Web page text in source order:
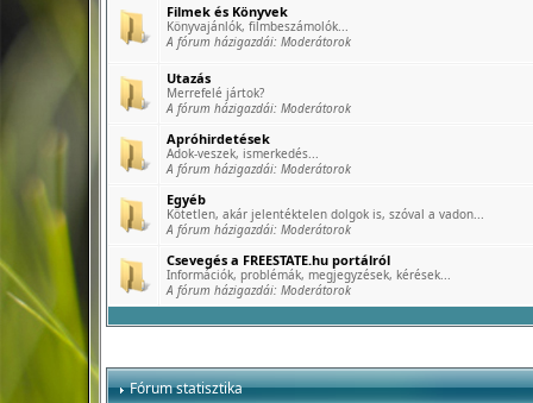
Filmek és Könyvek
Könyvajánlók, filmbeszámolók...
A fórum házigazdái: Moderátorok
Utazás
Merrefelé jártok?
A fórum házigazdái: Moderátorok
Apróhirdetések
Adok-veszek, ismerkedés...
A fórum házigazdái: Moderátorok
Egyéb
Kötetlen, akár jelentéktelen dolgok is, szóval a vadon...
A fórum házigazdái: Moderátorok
Csevegés a FREESTATE.hu portálról
Információk, problémák, megjegyzések, kérések...
A fórum házigazdái: Moderátorok
Fórum statisztika